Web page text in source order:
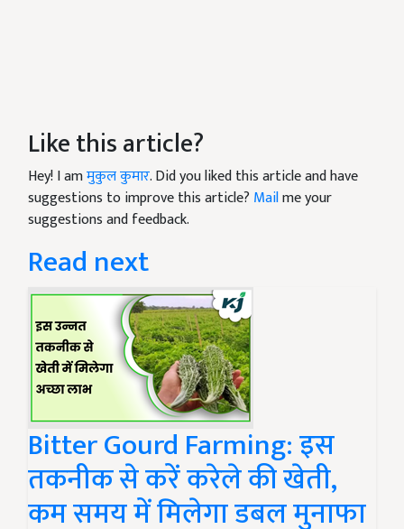
Like this article?
Hey! I amमुकुल कुमार. Did you liked this article and have
suggestions to improve this article? Mailme your
suggestions and feedback.
Read next
Bitter Gourd Farming: इस
तकनीक से करें करेले की खेती,
कम समय में मिलेगा डबल मुनाफा